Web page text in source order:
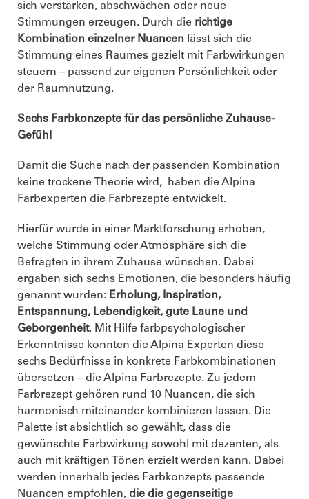
sich verstärken, abschwächen oder neue
Stimmungen erzeugen. Durch die richtige
Kombination einzelner Nuancen lässt sich die
Stimmung eines Raumes gezielt mit Farbwirkungen
steuern – passend zur eigenen Persönlichkeit oder
der Raumnutzung.
Sechs Farbkonzepte für das persönliche Zuhause-
Gefühl
Damit die Suche nach der passenden Kombination
keine trockene Theorie wird, haben die Alpina
Farbexperten die Farbrezepte entwickelt.
Hierfür wurde in einer Marktforschung erhoben,
welche Stimmung oder Atmosphäre sich die
Befragten in ihrem Zuhause wünschen. Dabei
ergaben sich sechs Emotionen, die besonders häufig
genannt wurden: Erholung, Inspiration,
Entspannung, Lebendigkeit, gute Laune und
Geborgenheit. Mit Hilfe farbpsychologischer
Erkenntnisse konnten die Alpina Experten diese
sechs Bedürfnisse in konkrete Farbkombinationen
übersetzen – die Alpina Farbrezepte. Zu jedem
Farbrezept gehören rund 10 Nuancen, die sich
harmonisch miteinander kombinieren lassen. Die
Palette ist absichtlich so gewählt, dass die
gewünschte Farbwirkung sowohl mit dezenten, als
auch mit kräftigen Tönen erzielt werden kann. Dabei
werden innerhalb jedes Farbkonzepts passende
Nuancen empfohlen, die die gegenseitige